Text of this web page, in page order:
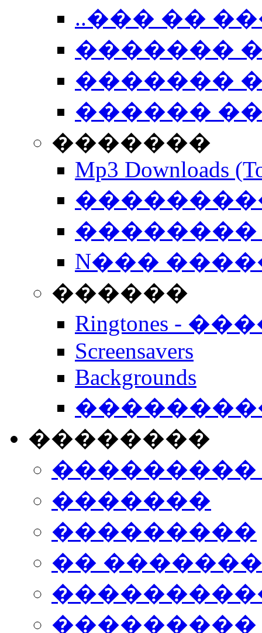
..��� ��
�������
�������
������
�������
Mp3 Downloads
��������
N���
������
Ringtones -
Screensavers
Backgrounds
��������
���������
�������
���������
��
���������